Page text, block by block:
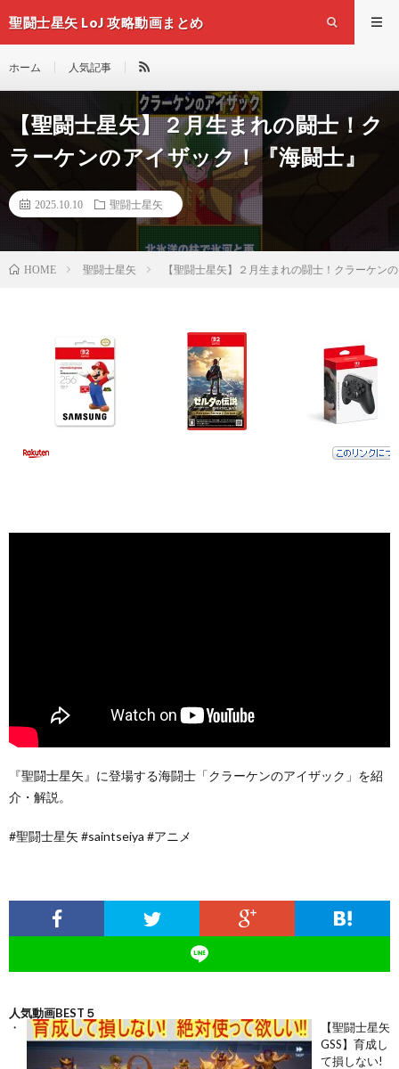
聖闘士星矢 LoJ 攻略動画まとめ
ホーム 人気記事
【聖闘士星矢】２月生まれの闘士！ク
ラーケンのアイザック！『海闘士』
2025.10.10 聖闘士星矢
HOME 聖闘士星矢 【聖闘士星矢】２月生まれの闘士！クラーケン
『聖闘士星矢』に登場する海闘士「クラーケンのアイザック」を紹
介・解説。
#聖闘士星矢 #saintseiya #アニメ
人気動画BEST５
【聖闘士星矢
GSS】育成し
て損しない!